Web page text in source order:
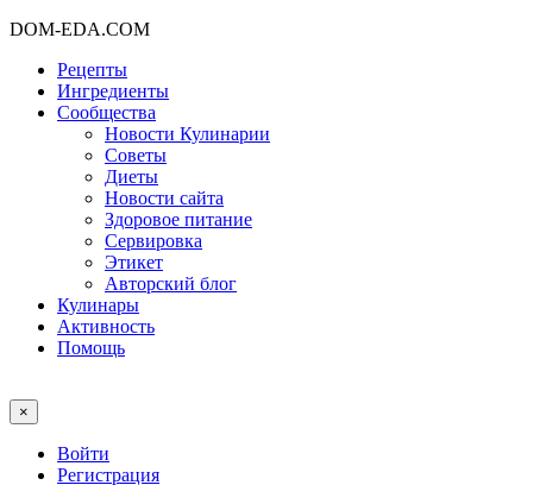
DOM-EDA.COM
Рецепты
Ингредиенты
Сообщества
Новости Кулинарии
Советы
Диеты
Новости сайта
Здоровое питание
Сервировка
Этикет
Авторский блог
Кулинары
Активность
Помощь
×
Войти
Регистрация